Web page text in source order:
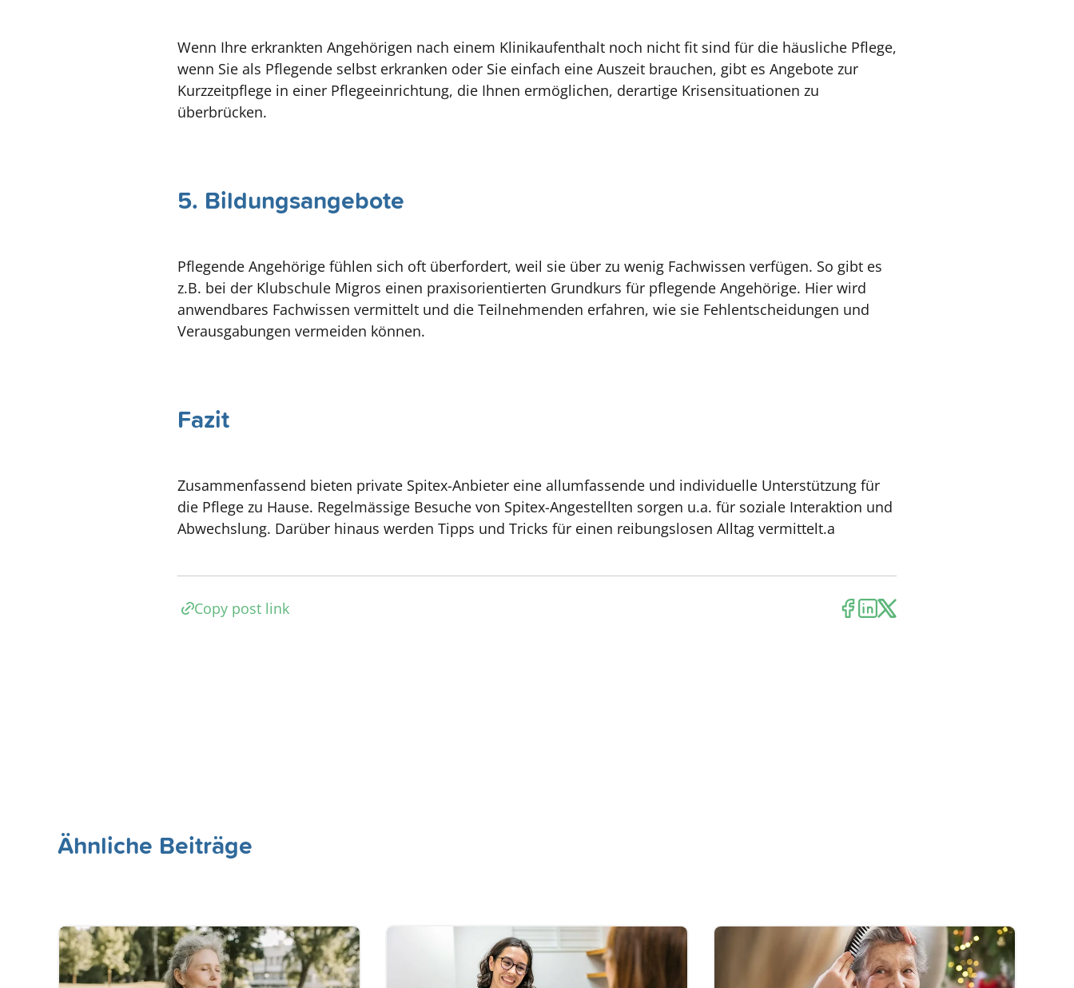
Wenn Ihre erkrankten Angehörigen nach einem Klinikaufenthalt noch nicht fit sind für die häusliche Pflege,
wenn Sie als Pflegende selbst erkranken oder Sie einfach eine Auszeit brauchen, gibt es Angebote zur
Kurzzeitpflege in einer Pflegeeinrichtung, die Ihnen ermöglichen, derartige Krisensituationen zu
überbrücken.
5. Bildungsangebote
Pflegende Angehörige fühlen sich oft überfordert, weil sie über zu wenig Fachwissen verfügen. So gibt es
z.B. bei der Klubschule Migros einen praxisorientierten Grundkurs für pflegende Angehörige. Hier wird
anwendbares Fachwissen vermittelt und die Teilnehmenden erfahren, wie sie Fehlentscheidungen und
Verausgabungen vermeiden können.
Fazit
Zusammenfassend bieten private Spitex-Anbieter eine allumfassende und individuelle Unterstützung für
die Pflege zu Hause. Regelmässige Besuche von Spitex-Angestellten sorgen u.a. für soziale Interaktion und
Abwechslung. Darüber hinaus werden Tipps und Tricks für einen reibungslosen Alltag vermittelt.a
Copy post link
Ähnliche Beiträge